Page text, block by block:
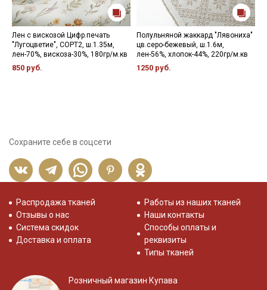
Лен с вискозой Цифр.печать
"Лугоцветие", СОРТ2, ш.1.35м,
лен-70%, вискоза-30%, 180гр/м.кв
850 руб.
Полульняной жаккард "Лявониха"
цв.серо-бежевый, ш.1.6м,
лен-56%, хлопок-44%, 220гр/м.кв
1250 руб.
Сохраните себе в соцсети
Распродажа тканей
Отзывы о нас
Система скидок
Доставка и оплата
Работы из наших тканей
Наши контакты
Способы оплаты и
реквизиты
Типы тканей
Розничный магазин Купава